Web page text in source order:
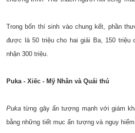
Trong bốn thí sinh vào chung kết, phần
được là 50 triệu cho hai giải Ba, 150 triệu
nhận 300 triệu.
Puka - Xiếc - Mỹ Nhân và Quái thú
Puka từng gây ấn tượng mạnh với giám
bằng những tiết mục ấn tượng và nguy